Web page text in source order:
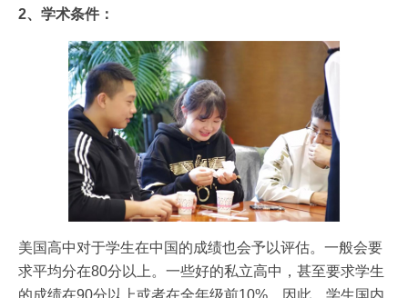
2、学术条件：
美国高中对于学生在中国的成绩也会予以评估。一般会要
求平均分在80分以上。一些好的私立高中，甚至要求学生
的成绩在90分以上或者在全年级前10%。因此，学生国内